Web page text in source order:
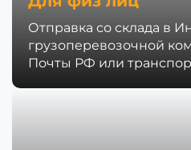
Отправка со склада в
грузоперевозочной
Почты РФ или